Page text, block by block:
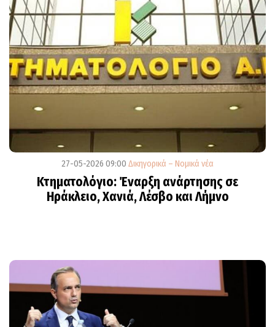
27-05-2026 09:00 Δικηγορικά – Νομικά νέα
Κτηματολόγιο: Έναρξη ανάρτησης σε
Ηράκλειο, Χανιά, Λέσβο και Λήμνο